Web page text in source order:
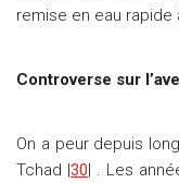
remise en eau rapide
Controverse sur
On a peur depuis
Tchad |30| . Les